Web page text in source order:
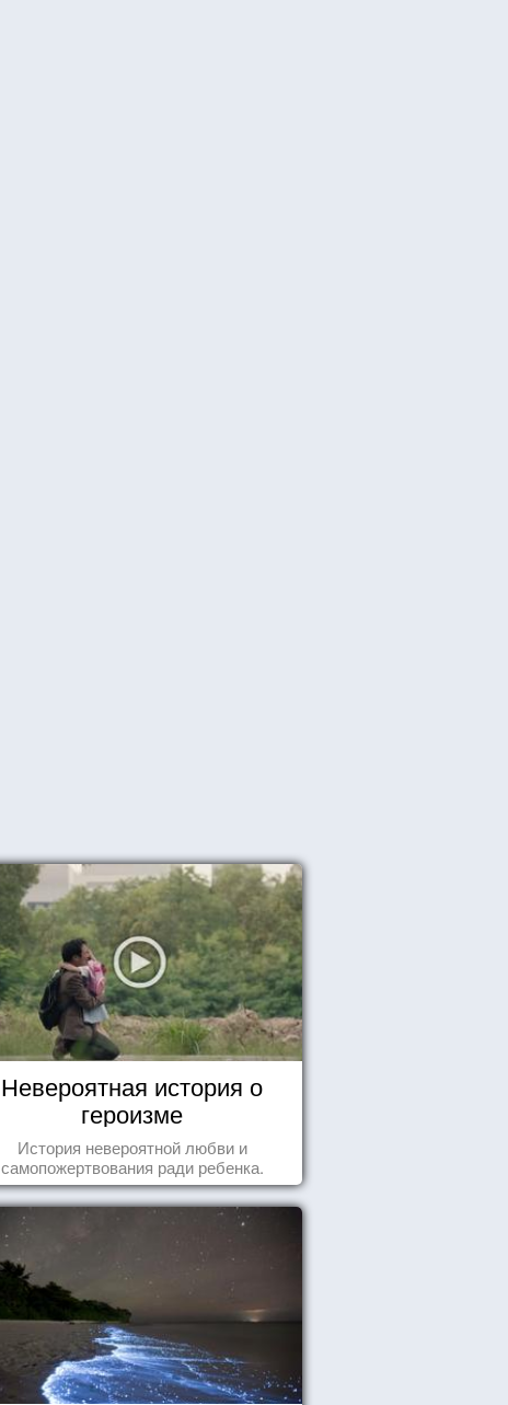
Невероятная история о
героизме
История невероятной любви и
самопожертвования ради ребенка.